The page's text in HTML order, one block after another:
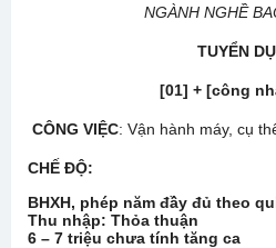
NGÀNH NGHỀ
TUYỂN
[01] + [công
CÔNG VIỆC: Vận hành máy, cụ
CHẾ ĐỘ:
BHXH, phép năm đầy đủ theo
Thu nhập: Thỏa thuận
6 – 7 triệu chưa tính tăng ca